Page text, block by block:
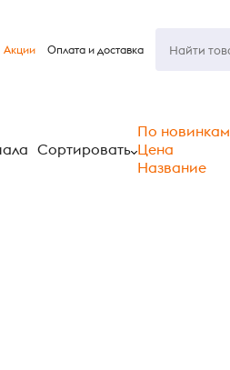
Акции Оплата и доставка
Сортировать
По новинкам
Цена
Название